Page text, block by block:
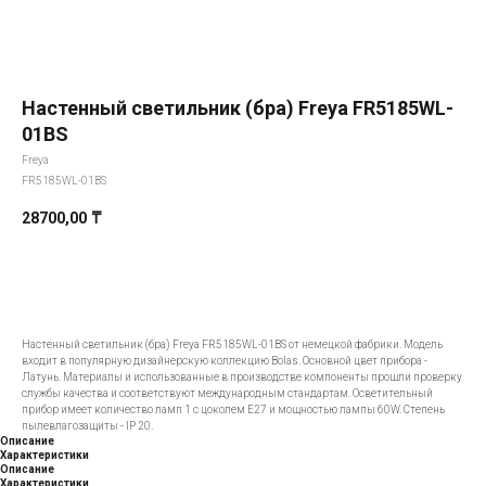
Настенный светильник (бра) Freya FR5185WL-
01BS
Freya
FR5185WL-01BS
28700,00 ₸
Настенный светильник (бра) Freya FR5185WL-01BS от немецкой фабрики. Модель
входит в популярную дизайнерскую коллекцию Bolas. Основной цвет прибора -
Латунь. Материалы и использованные в производстве компоненты прошли проверку
службы качества и соответствуют международным стандартам. Осветительный
прибор имеет количество ламп 1 с цоколем E27 и мощностью лампы 60W. Степень
пылевлагозащиты - IP 20.
Описание
Характеристики
Описание
Характеристики